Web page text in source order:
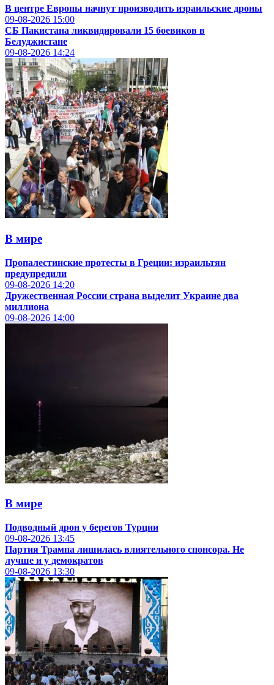
В центре Европы начнут производить израильские дроны
09-08-2026 15:00
СБ Пакистана ликвидировали 15 боевиков в
Белуджистане
09-08-2026 14:24
В мире
Пропалестинские протесты в Греции: израильтян
предупредили
09-08-2026 14:20
Дружественная России страна выделит Украине два
миллиона
09-08-2026 14:00
В мире
Подводный дрон у берегов Турции
09-08-2026 13:45
Партия Трампа лишилась влиятельного спонсора. Не
лучше и у демократов
09-08-2026 13:30